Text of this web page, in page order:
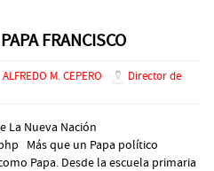
FRANCISCO
ALFREDO M. CEPERO
Director de
La Nueva Nación
Más que un Papa político
Papa. Desde la escuela primaria